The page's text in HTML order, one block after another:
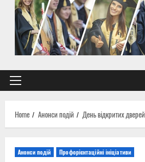
Primary
Home
Анонси подій День відкритих дверей
Анонси подій Профорієнтаційні ініціативи